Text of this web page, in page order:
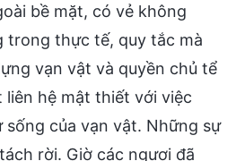
bề mặt, có vẻ không
trong thực tế, quy tắc mà
vạn vật và quyền chủ tể
liên hệ mật thiết với việc
sống của vạn vật. Những sự
rời. Giờ các ngươi đã